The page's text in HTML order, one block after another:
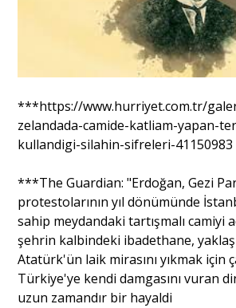
***https://www.hurriyet.com.tr/
zelandada-camide-katliam-yapan-
kullandigi-silahin-sifreleri-41150983
***The Guardian: "Erdoğan, Gezi
protestolarının yıl dönümünde
sahip meydandaki tartışmalı camiyi
şehrin kalbindeki ibadethane,
Atatürk'ün laik mirasını yıkmak için
Türkiye'ye kendi damgasını vuran
uzun zamandır bir hayaldi